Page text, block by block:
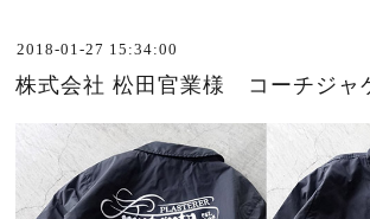
2018-01-27 15:34:00
株式会社 松田官業様 コーチジャ